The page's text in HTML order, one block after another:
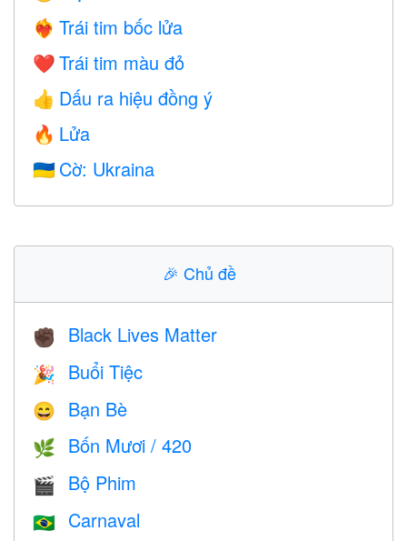
❤️‍🔥 Trái tim bốc lửa
❤️ Trái tim màu đỏ
👍 Dấu ra hiệu đồng ý
🔥 Lửa
🇺🇦 Cờ: Ukraina
🎉 Chủ đề
✊🏿 Black Lives Matter
🎉 Buổi Tiệc
😄 Bạn Bè
🌿 Bốn Mươi / 420
🎬 Bộ Phim
🇧🇷 Carnaval